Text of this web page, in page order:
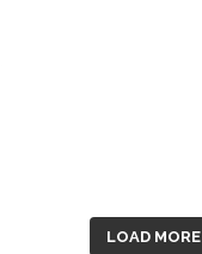
LOAD MORE